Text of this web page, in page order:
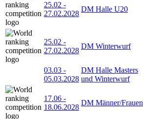
25.02 -
27.02.2028
DM Halle U20
25.02 -
27.02.2028
DM Winterwurf
03.03 -
05.03.2028
DM Halle Masters
und Winterwurf
17.06 -
18.06.2028
DM Männer/Frauen